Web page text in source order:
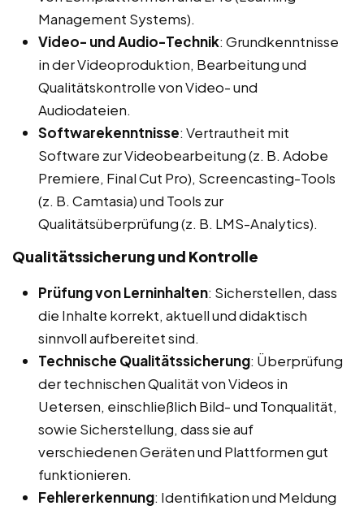
Management Systems).
Video- und Audio-Technik: Grundkenntnisse
in der Videoproduktion, Bearbeitung und
Qualitätskontrolle von Video- und
Audiodateien.
Softwarekenntnisse: Vertrautheit mit
Software zur Videobearbeitung (z. B. Adobe
Premiere, Final Cut Pro), Screencasting-Tools
(z. B. Camtasia) und Tools zur
Qualitätsüberprüfung (z. B. LMS-Analytics).
Qualitätssicherung und Kontrolle
Prüfung von Lerninhalten: Sicherstellen, dass
die Inhalte korrekt, aktuell und didaktisch
sinnvoll aufbereitet sind.
Technische Qualitätssicherung: Überprüfung
der technischen Qualität von Videos in
Uetersen, einschließlich Bild- und Tonqualität,
sowie Sicherstellung, dass sie auf
verschiedenen Geräten und Plattformen gut
funktionieren.
Fehlererkennung: Identifikation und Meldung